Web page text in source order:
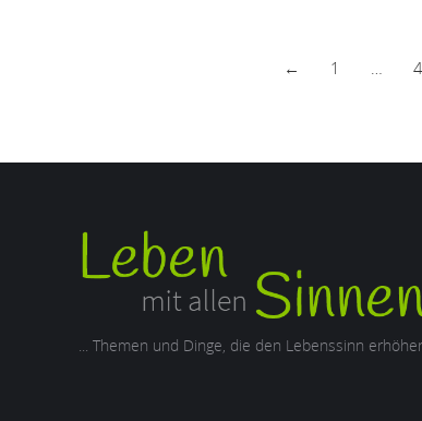
← 1 …
... Themen und Dinge, die den Lebenssinn